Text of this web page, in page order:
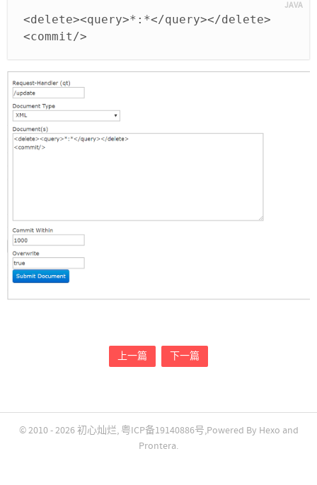
<delete><query>*:*</query></delete>
<commit/>
上一篇 下一篇
© 2010 - 2026 初心灿烂, 粤ICP备19140886号,Powered By Hexo and
Prontera.